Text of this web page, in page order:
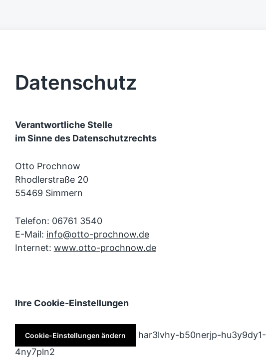
Datenschutz
Verantwortliche Stelle
im Sinne des Datenschutzrechts
Otto Prochnow
Rhodlerstraße 20
55469 Simmern
Telefon: 06761 3540
E-Mail: info@otto-prochnow.de
Internet: www.otto-prochnow.de
Ihre Cookie-Einstellungen
Cookie-Einstellungen ändern
har3lvhy-b50nerjp-hu3y9dy1-
4ny7pln2